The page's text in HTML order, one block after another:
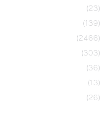
(23)
(139)
(2466)
(303)
(36)
(13)
(26)